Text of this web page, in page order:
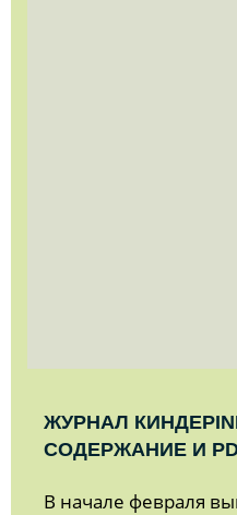
ЖУРНАЛ
СОДЕРЖАНИЕ И
В начале февраля